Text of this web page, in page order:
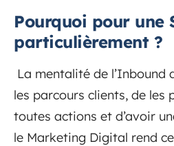
Pourquoi pour une
particulièrement ?
La mentalité de l’Inbound
les parcours clients, de les
toutes actions et d’avoir
le Marketing Digital rend